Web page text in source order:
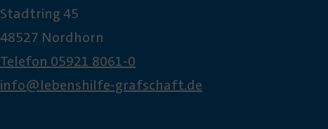
Stadtring 45
48527 Nordhorn
Telefon 05921 8061-0
info@lebenshilfe-grafschaft.de